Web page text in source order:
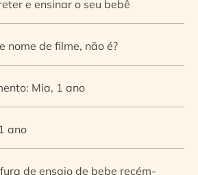
e ensinar o seu bebê
nome de filme, não é?
Mia, 1 ano
ano
de ensaio de bebe recém-